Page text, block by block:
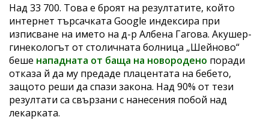
Над 33 700. Това е броят на резултатите, който
интернет търсачката Google индексира при
изписване на името на д-р Албена Гагова. Акушер-
гинекологът от столичната болница „Шейново“
беше нападната от баща на новородено поради
отказа й да му предаде плацентата на бебето,
защото реши да спази закона. Над 90% от тези
резултати са свързани с нанесения побой над
лекарката.